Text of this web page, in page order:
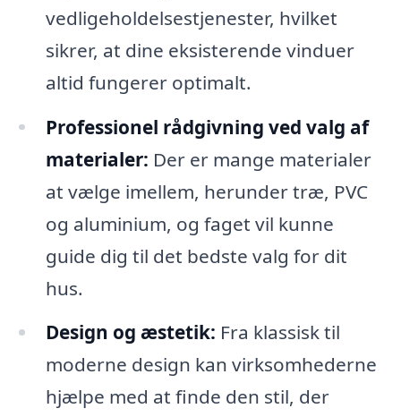
vedligeholdelsestjenester, hvilket
sikrer, at dine eksisterende vinduer
altid fungerer optimalt.
Professionel rådgivning ved valg af
materialer: Der er mange materialer
at vælge imellem, herunder træ, PVC
og aluminium, og faget vil kunne
guide dig til det bedste valg for dit
hus.
Design og æstetik: Fra klassisk til
moderne design kan virksomhederne
hjælpe med at finde den stil, der